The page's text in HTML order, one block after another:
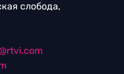
слобода,